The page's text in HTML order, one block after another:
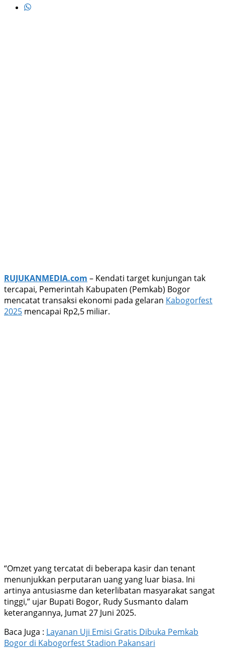
RUJUKANMEDIA.com – Kendati target kunjungan tak
tercapai, Pemerintah Kabupaten (Pemkab) Bogor
mencatat transaksi ekonomi pada gelaran Kabogorfest
2025 mencapai Rp2,5 miliar.
“Omzet yang tercatat di beberapa kasir dan tenant
menunjukkan perputaran uang yang luar biasa. Ini
artinya antusiasme dan keterlibatan masyarakat sangat
tinggi,” ujar Bupati Bogor, Rudy Susmanto dalam
keterangannya, Jumat 27 Juni 2025.
Baca Juga : Layanan Uji Emisi Gratis Dibuka Pemkab
Bogor di Kabogorfest Stadion Pakansari